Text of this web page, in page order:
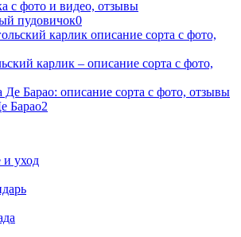
пудовичок0
карлик – описание сорта с фото,
Барао2
уход